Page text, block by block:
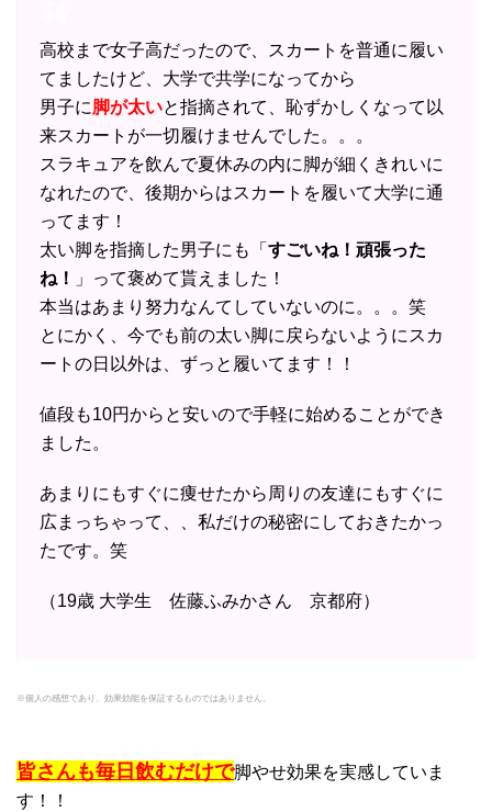
高校まで女子高だったので、スカートを普通に履い
てましたけど、大学で共学になってから
男子に脚が太いと指摘されて、恥ずかしくなって以
来スカートが一切履けませんでした。。。
スラキュアを飲んで夏休みの内に脚が細くきれいに
なれたので、後期からはスカートを履いて大学に通
ってます！
太い脚を指摘した男子にも「 すごいね！頑張った
ね！
」って褒めて貰えました！
本当はあまり努力なんてしていないのに。。。笑
とにかく、今でも前の太い脚に戻らないようにスカ
ートの日以外は、ずっと履いてます！！
値段も10円からと安いので手軽に始めることができ
ました。
あまりにもすぐに痩せたから周りの友達にもすぐに
広まっちゃって、、私だけの秘密にしておきたかっ
たです。笑
（19歳 大学生 佐藤ふみかさん 京都府）
※個人の感想であり、効果効能を保証するものではありません。
皆さんも毎日飲むだけで脚やせ効果を実感していま
す！！